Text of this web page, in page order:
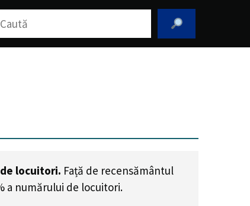
de locuitori. Față de recensământul
a numărului de locuitori.